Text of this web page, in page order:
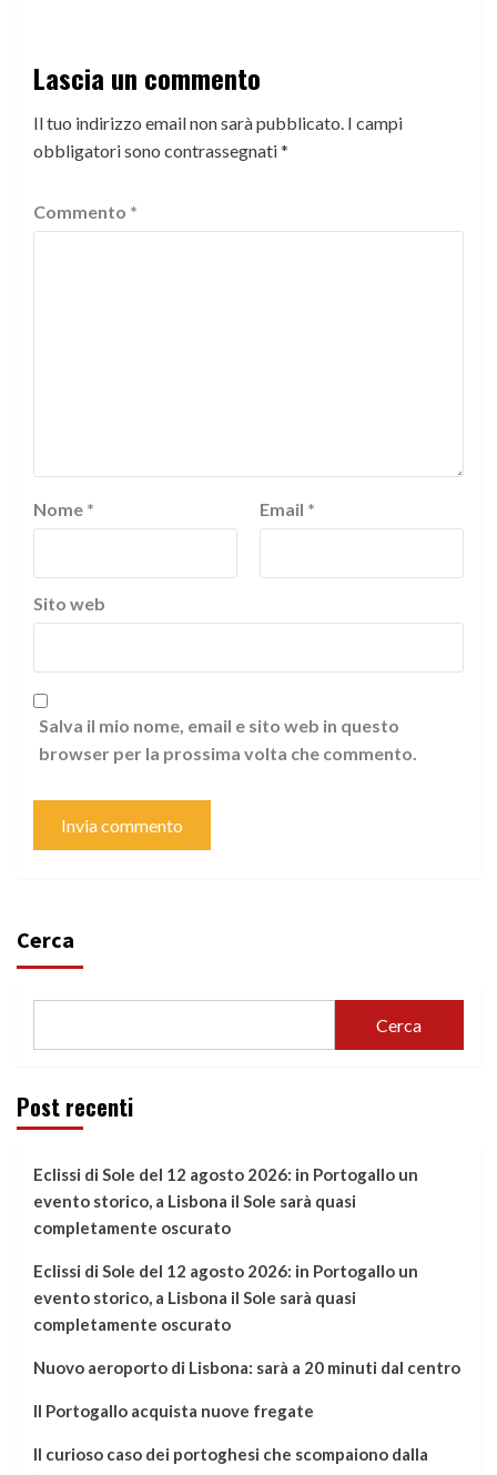
Lascia un commento
Il tuo indirizzo email non sarà pubblicato. I campi
obbligatori sono contrassegnati*
Commento *
Nome * Email *
Sito web
Salva il mio nome, email e sito web in questo
browser per la prossima volta che commento.
Cerca
Cerca
Post recenti
Eclissi di Sole del 12 agosto 2026: in Portogallo un
evento storico, a Lisbona il Sole sarà quasi
completamente oscurato
Eclissi di Sole del 12 agosto 2026: in Portogallo un
evento storico, a Lisbona il Sole sarà quasi
completamente oscurato
Nuovo aeroporto di Lisbona: sarà a 20 minuti dal centro
Il Portogallo acquista nuove fregate
Il curioso caso dei portoghesi che scompaiono dalla